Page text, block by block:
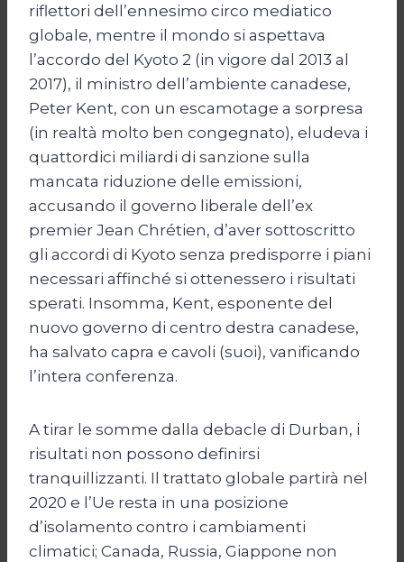
riflettori dell’ennesimo circo mediatico
globale, mentre il mondo si aspettava
l’accordo del Kyoto 2 (in vigore dal 2013 al
2017), il ministro dell’ambiente canadese,
Peter Kent, con un escamotage a sorpresa
(in realtà molto ben congegnato), eludeva i
quattordici miliardi di sanzione sulla
mancata riduzione delle emissioni,
accusando il governo liberale dell’ex
premier Jean Chrétien, d’aver sottoscritto
gli accordi di Kyoto senza predisporre i piani
necessari affinché si ottenessero i risultati
sperati. Insomma, Kent, esponente del
nuovo governo di centro destra canadese,
ha salvato capra e cavoli (suoi), vanificando
l’intera conferenza.
A tirar le somme dalla debacle di Durban, i
risultati non possono definirsi
tranquillizzanti. Il trattato globale partirà nel
2020 e l’Ue resta in una posizione
d’isolamento contro i cambiamenti
climatici; Canada, Russia, Giappone non